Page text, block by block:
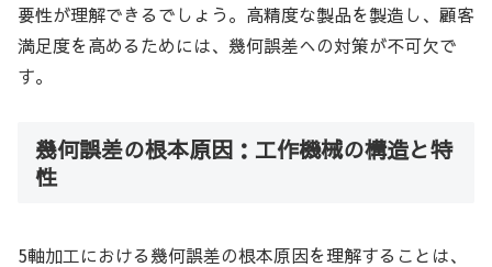
要性が理解できるでしょう。高精度な製品を製造し、顧客
満足度を高めるためには、幾何誤差への対策が不可欠で
す。
幾何誤差の根本原因：工作機械の構造と特
性
5軸加工における幾何誤差の根本原因を理解することは、